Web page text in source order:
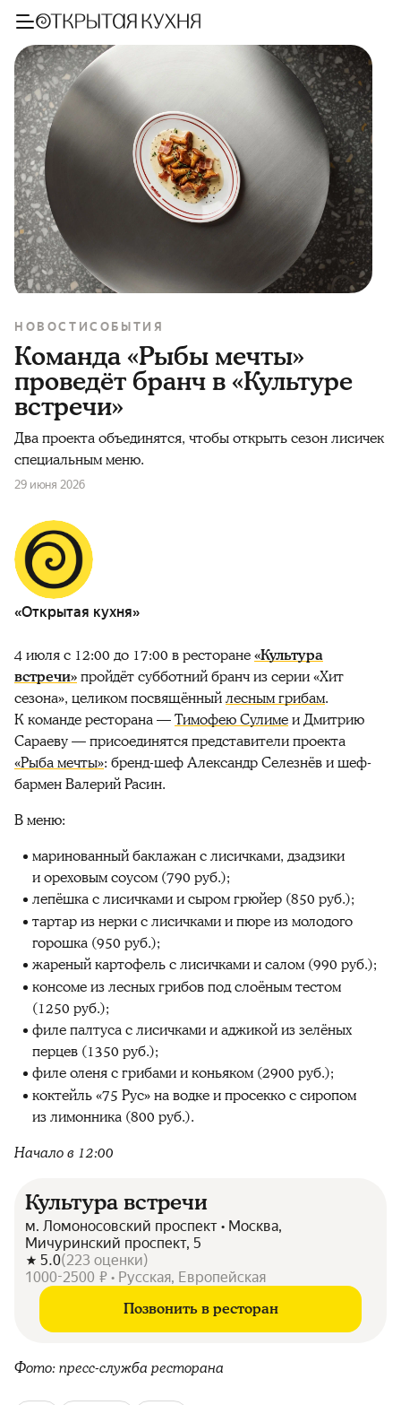
НОВОСТИСОБЫТИЯ
Команда «Рыбы мечты»
проведёт бранч в «Культуре
встречи»
Два проекта объединятся, чтобы открыть сезон лисичек
специальным меню.
29 июня 2026
«Открытая кухня»
4 июля с 12:00 до 17:00 в ресторане«Культура
встречи»пройдёт субботний бранч из серии «Хит
сезона», целиком посвящённыйлесным грибам.
К команде ресторана —Тимофею Сулимеи Дмитрию
Сараеву — присоединятся представители проекта
«Рыба мечты»: бренд-шеф Александр Селезнёв и шеф-
бармен Валерий Расин.
В меню:
маринованный баклажан с лисичками, дзадзики
и ореховым соусом (790 руб.);
лепёшка с лисичками и сыром грюйер (850 руб.);
тартар из нерки с лисичками и пюре из молодого
горошка (950 руб.);
жареный картофель с лисичками и салом (990 руб.);
консоме из лесных грибов под слоёным тестом
(1250 руб.);
филе палтуса с лисичками и аджикой из зелёных
перцев (1350 руб.);
филе оленя с грибами и коньяком (2900 руб.);
коктейль «75 Рус» на водке и просекко с сиропом
из лимонника (800 руб.).
Начало в 12:00
Культура встречи
м. Ломоносовский проспект • Москва,
Мичуринский проспект, 5
5.0(223 оценки)
1000-2500 ₽ • Русская, Европейская
Позвонить в ресторан
Фото: пресс-служба ресторана